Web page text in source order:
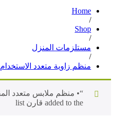
Home
/
Shop
/
مستلزمات المنزل
/
منظم زاوية متعدد الاستخدام
added to the قارن list